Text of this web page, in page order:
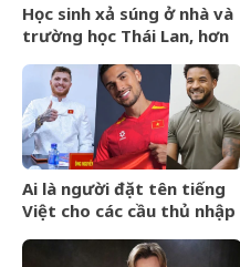
Học sinh xả súng ở nhà và
trường học Thái Lan, hơn
Ai là người đặt tên tiếng
Việt cho các cầu thủ nhập
Nam?